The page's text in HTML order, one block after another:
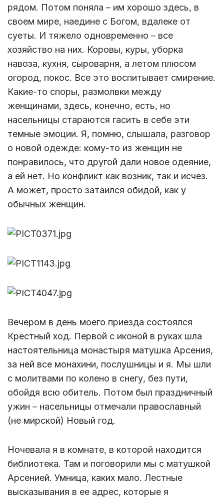
рядом. Потом поняла – им хорошо здесь, в
своем мире, наедине с Богом, вдалеке от
суеты. И тяжело одновременно – все
хозяйство на них. Коровы, куры, уборка
навоза, кухня, сыроварня, а летом плюсом
огород, покос. Все это воспитывает смирение.
Какие-то споры, размолвки между
женщинами, здесь, конечно, есть, но
насельницы стараются гасить в себе эти
темные эмоции. Я, помню, слышала, разговор
о новой одежде: кому-то из женщин не
понравилось, что другой дали новое одеяние,
а ей нет. Но конфликт как возник, так и исчез.
А может, просто затаился обидой, как у
обычных женщин.
Вечером в день моего приезда состоялся
Крестный ход. Первой с иконой в руках шла
настоятельница монастыря матушка Арсения,
за ней все монахини, послушницы и я. Мы шли
с молитвами по колено в снегу, без пути,
обойдя всю обитель. Потом был праздничный
ужин – насельницы отмечали православный
(не мирской) Новый год.
Ночевала я в комнате, в которой находится
библиотека. Там и поговорили мы с матушкой
Арсенией. Умница, каких мало. Лестные
высказывания в ее адрес, которые я